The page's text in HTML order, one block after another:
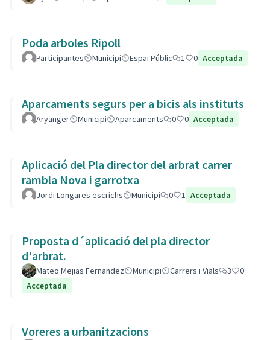
Poda arboles Ripoll
Participantes Municipi Espai Públic 1 0 Acceptada
Aparcaments segurs per a bicis als instituts
Aryanger Municipi Aparcaments 0 0 Acceptada
Aplicació del Pla director del arbrat carrer
rambla Nova i garrotxa
Jordi Longares escrichs Municipi 0 1 Acceptada
Proposta d´aplicació del pla director
d'arbrat.
Mateo Mejias Fernandez Municipi Carrers i Vials 3
0
Acceptada
Voreres a urbanitzacions